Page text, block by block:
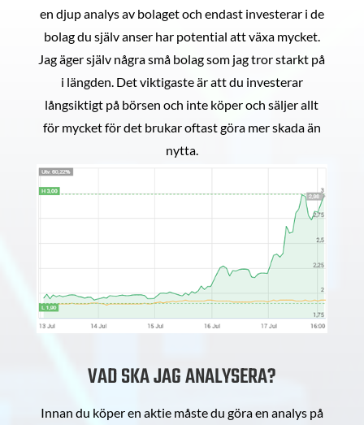
en djup analys av bolaget och endast investerar i de
bolag du själv anser har potential att växa mycket.
Jag äger själv några små bolag som jag tror starkt på
i längden. Det viktigaste är att du investerar
långsiktigt på börsen och inte köper och säljer allt
för mycket för det brukar oftast göra mer skada än
nytta.
VAD SKA JAG ANALYSERA?
Innan du köper en aktie måste du göra en analys på